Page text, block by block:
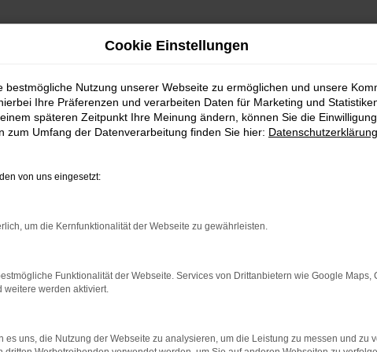
bestimmter Seiten verhindern. Funktioniert die Seite in
beheben.
auf dem neuesten Stand sind.
kann auch dazu führen, dass bestimmte Funktionen nicht
Cookie Einstellungen
bestmögliche Nutzung unserer Webseite zu ermöglichen und unsere
Ihre Präferenzen und verarbeiten Daten für Marketing und
späteren Zeitpunkt Ihre Meinung ändern, können Sie die
zum Umfang der Datenverarbeitung finden Sie hier: Datenschutzerklärung
von uns eingesetzt:
um die Kernfunktionalität der Webseite zu gewährleisten.
Funktionalität der Webseite. Services von Drittanbietern wie Google Maps,
weitere werden aktiviert.
es uns, die Nutzung der Webseite zu analysieren, um die Leistung zu messen und zu